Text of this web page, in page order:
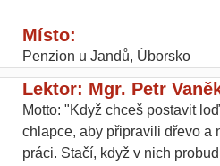
Místo:
Penzion u Jandů, Úborsko
Lektor: Mgr. Petr
Motto: "Když chceš postavit
chlapce, aby připravili dřevo a
práci. Stačí, když v nich